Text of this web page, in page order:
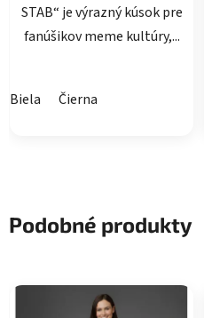
STAB“ je výrazný kúsok pre
fanúšikov meme kultúry,...
Biela Čierna
Podobné produkty